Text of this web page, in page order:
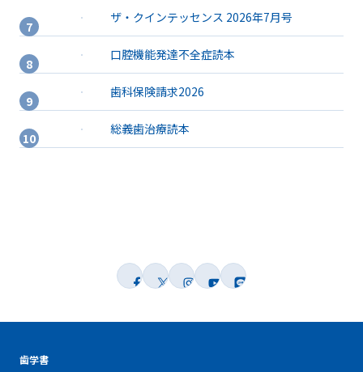
ザ・クインテッセンス 2026年7月号
口腔機能発達不全症読本
歯科保険請求2026
総義歯治療読本
歯学書